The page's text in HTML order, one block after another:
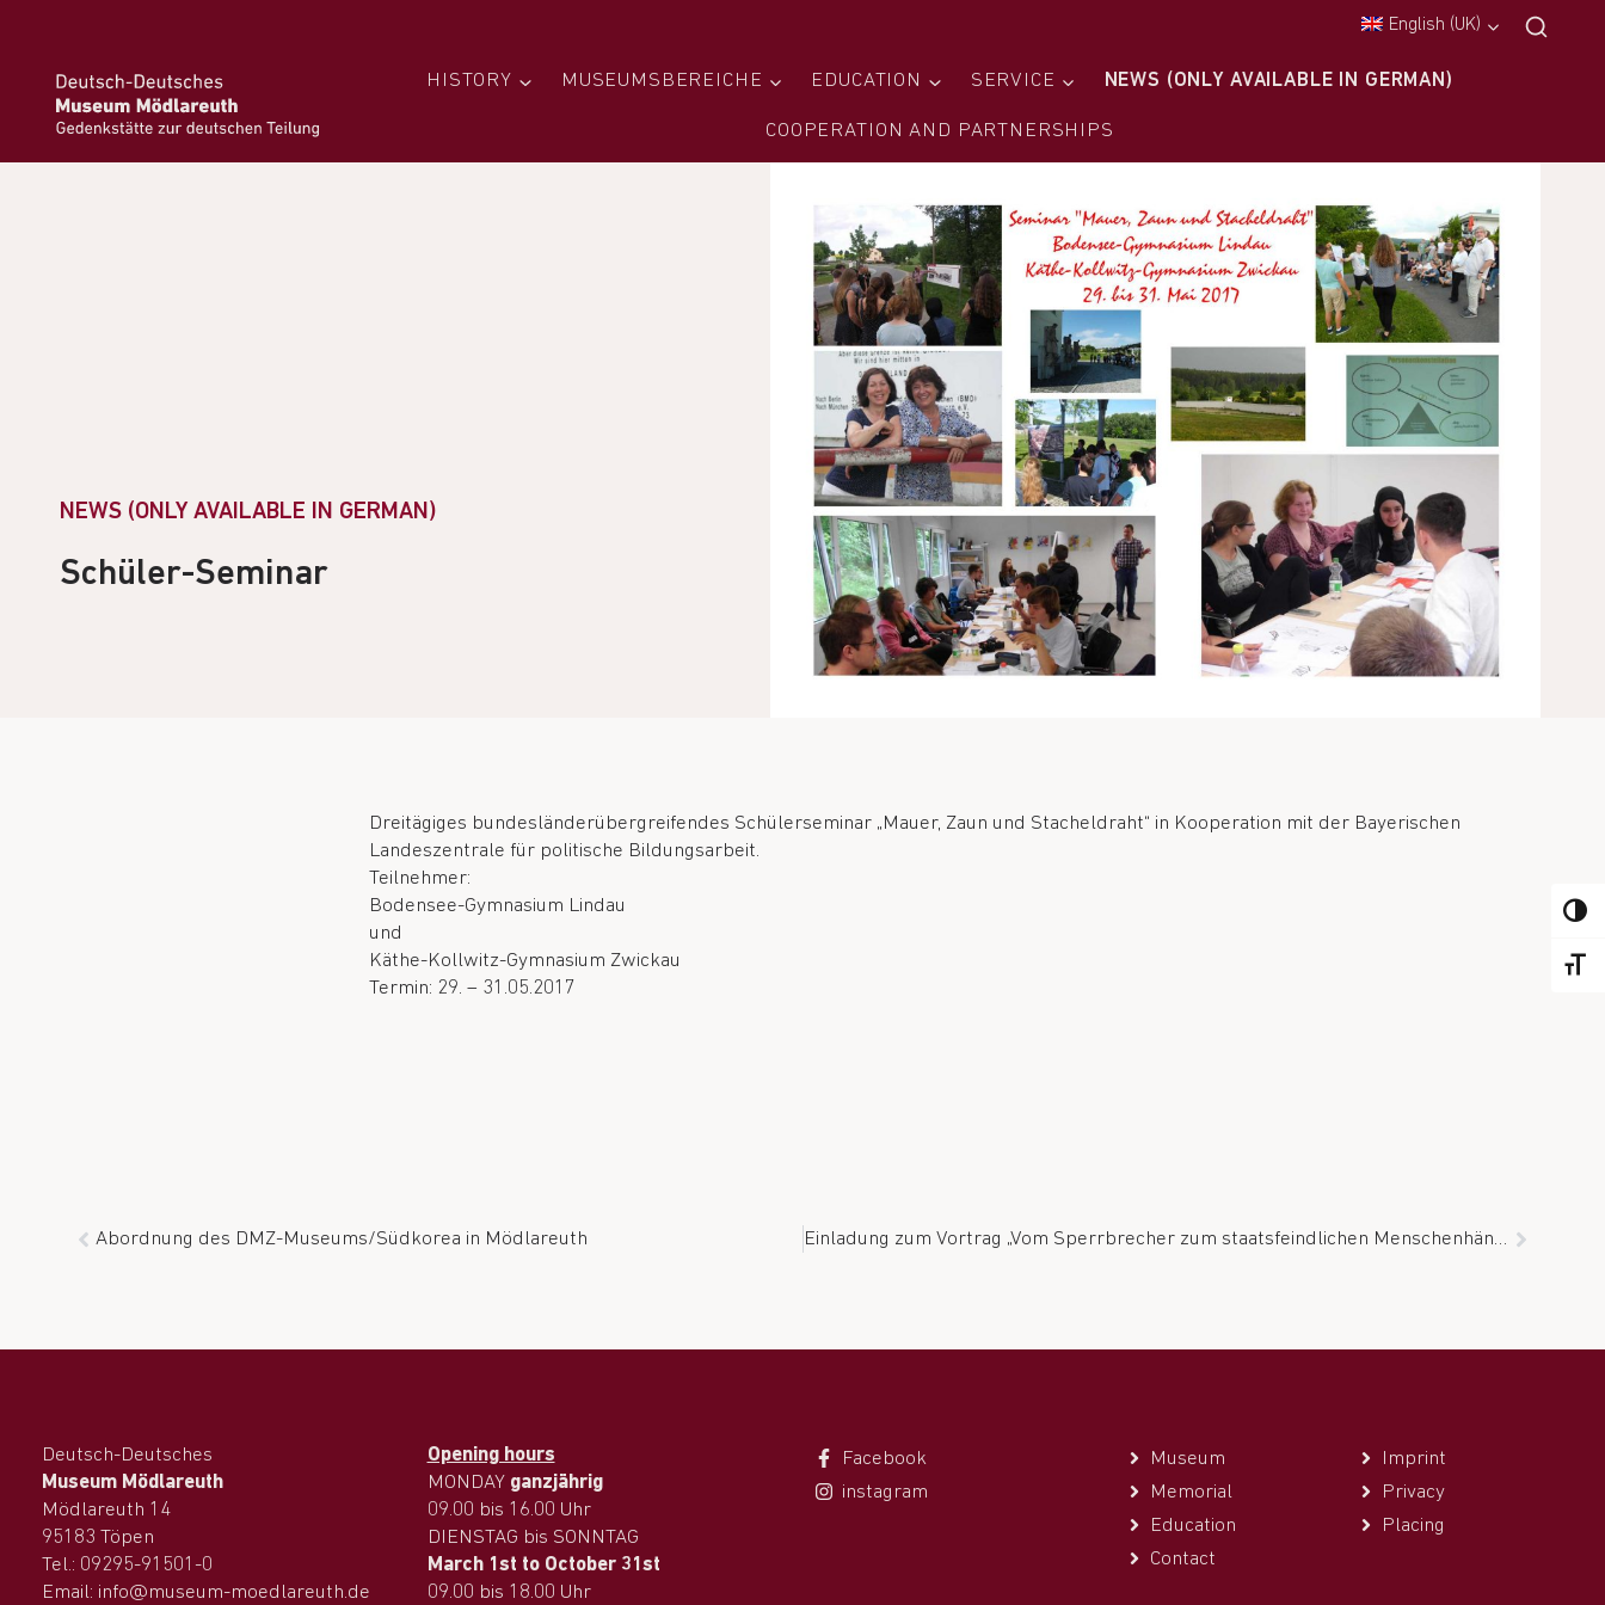
English (UK)
HISTORY MUSEUMSBEREICHE EDUCATION SERVICE NEWS (ONLY AVAILABLE IN GERMAN)
COOPERATION AND PARTNERSHIPS
NEWS (ONLY AVAILABLE IN GERMAN)
Schüler-Seminar
Dreitägiges bundesländerübergreifendes Schülerseminar „Mauer, Zaun und Stacheldraht“ in Kooperation mit der Bayerischen
Landeszentrale für politische Bildungsarbeit.
Teilnehmer:
Bodensee-Gymnasium Lindau
und
Käthe-Kollwitz-Gymnasium Zwickau
Termin: 29. – 31.05.2017
Abordnung des DMZ-Museums/Südkorea in Mödlareuth Einladung zum Vortrag „Vom Sperrbrecher zum staatsfeindlichen Menschenhändler“
Deutsch-Deutsches
Museum Mödlareuth
Mödlareuth 14
95183 Töpen
Tel.: 09295-91501-0
Email: info@museum-moedlareuth.de
Opening hours
MONDAY ganzjährig
09.00 bis 16.00 Uhr
DIENSTAG bis SONNTAG
March 1st to October 31st
09.00 bis 18.00 Uhr
Facebook
instagram
Museum
Memorial
Education
Contact
Imprint
Privacy
Placing